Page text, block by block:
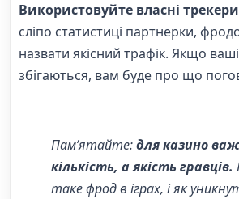
Використовуйте власні
сліпо статистиці партнерки,
назвати якісний трафік. Якщо
збігаються, вам буде про що
Пам’ятайте:для казино
кількість, а якість гравців.
таке фрод в іграх, і як